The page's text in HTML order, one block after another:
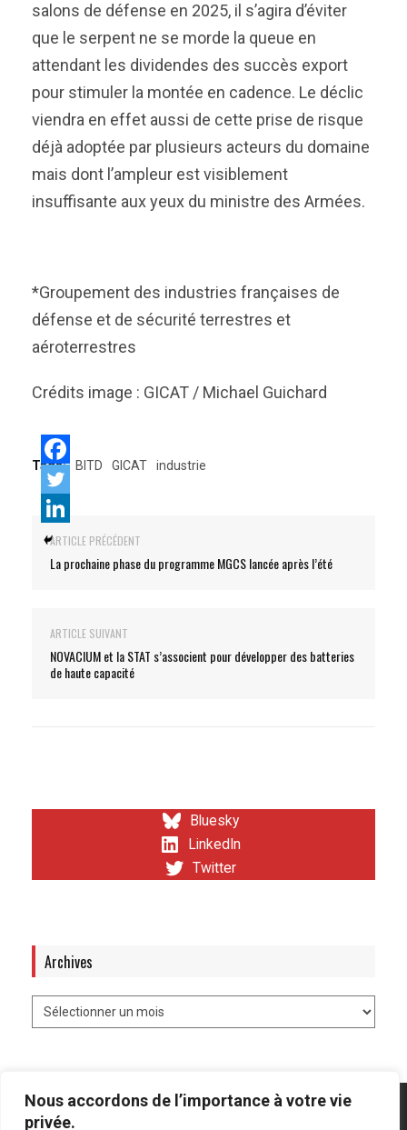
Nous accordons de l’importance à votre vie
privée.
salons de défense en 2025, il s’agira d’éviter
que le serpent ne se morde la queue en
attendant les dividendes des succès export
pour stimuler la montée en cadence. Le déclic
viendra en effet aussi de cette prise de risque
déjà adoptée par plusieurs acteurs du domaine
mais dont l’ampleur est visiblement
insuffisante aux yeux du ministre des Armées.
*Groupement des industries françaises de
défense et de sécurité terrestres et
aéroterrestres
Crédits image : GICAT / Michael Guichard
Tags: BITD GICAT industrie
ARTICLE PRÉCÉDENT
La prochaine phase du programme MGCS lancée après l’été
ARTICLE SUIVANT
NOVACIUM et la STAT s’associent pour développer des batteries
de haute capacité
Bluesky
LinkedIn
Twitter
Archives